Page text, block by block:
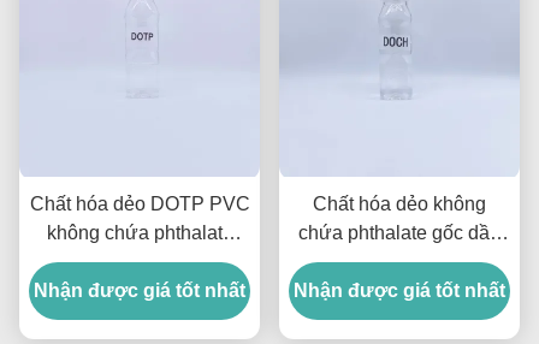
Chất hóa dẻo DOTP PVC
không chứa phthalate
trong suốt cho găng tay
và cáp
Nhận được giá tốt nhất
Chất hóa dẻo không
chứa phthalate gốc dầu
DOCH Hiệu quả hóa dẻo
tương đương DOP
Nhận được giá tốt nhất